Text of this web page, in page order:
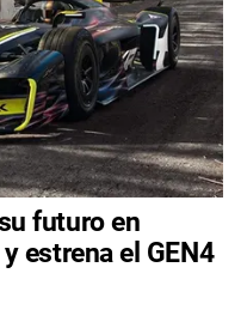
futuro en
estrena el GEN4